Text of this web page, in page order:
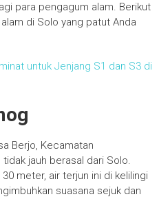
para pengagum alam. Berikut
di Solo yang patut Anda
untuk Jenjang S1 dan S3 di
Berjo, Kecamatan
tidak jauh berasal dari Solo.
meter, air terjun ini di kelilingi
suasana sejuk dan